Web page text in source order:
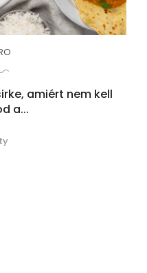
amiért nem kell
a...